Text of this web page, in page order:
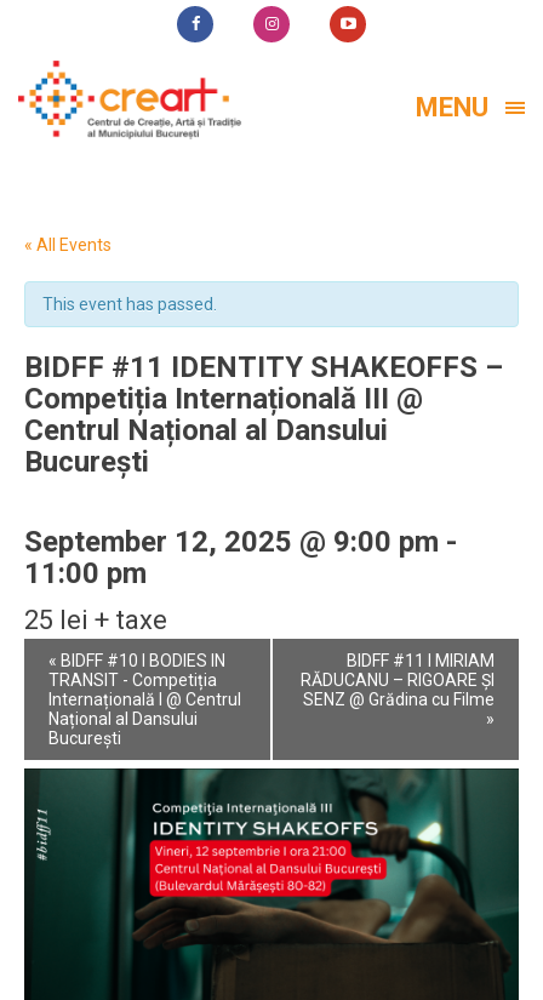
MENU
« All Events
This event has passed.
BIDFF #11 IDENTITY SHAKEOFFS –
Competiția Internațională III @
Centrul Național al Dansului
București
September 12, 2025 @ 9:00 pm -
11:00 pm
25 lei + taxe
Event
Navigation
« BIDFF #10 I BODIES IN
TRANSIT - Competiția
Internațională I @ Centrul
Național al Dansului
București
BIDFF #11 I MIRIAM
RĂDUCANU – RIGOARE ȘI
SENZ @ Grădina cu Filme
»